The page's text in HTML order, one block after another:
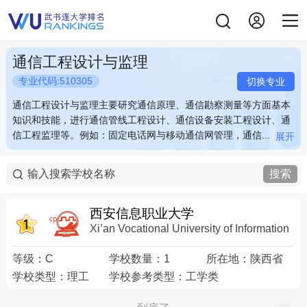
通信工程设计与监理
专业代码:510305 切换专业
通信工程设计与监理主要研究通信原理、通信勘察测量等方面基本
知识和技能，进行通信管线工程设计、通信设备安装工程设计、通
信工程监理等。例如：固定电话网与移动通信网管理，通信...
通信工程设计与监理主要研究通信原理、通信勘察测量等方面基本
知识和技能，进行通信管线工程设计、通信设备安装工程设计、通
信工程监理等。例如：固定电话网与移动通信网管理，通信用光缆
通信 光缆 质量检测
展开
通信工程设计与监理主要研究通信原理、通信勘察测量等方面基本
知识和技能，进行通信管线工程设计、通信设备安装工程设计、通
信工程监理等。例如：固定电话网与移动通信网管理，通信...
通信工程设计与监理主要研究通信原理、通信勘察测量等方面基本
知识和技能，进行通信管线工程设计、通信设备安装工程设计、通
信工程监理等。例如：固定电话网与移动通信网管理，通信用光缆
通信 光缆 质量检测
展开
搜索
西安信息职业大学
Xi’an Vocational University of Information
等级： C 学校数量： 1 所在地： 陕西省
学校类型： 理工 学校参考类型： 工学类